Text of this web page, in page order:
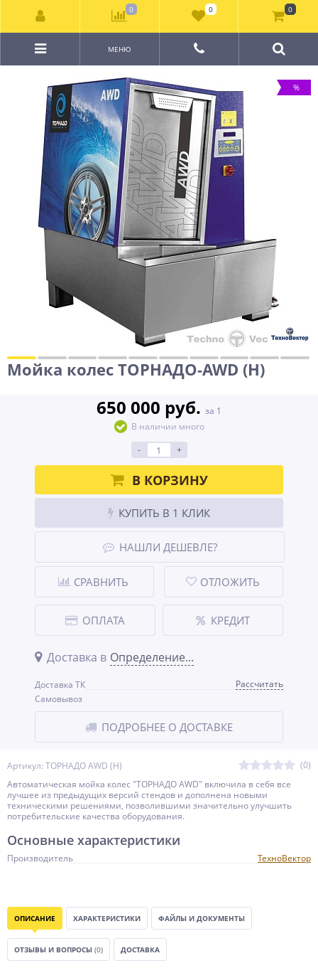
МЕНЮ
%
Мойка колес ТОРНАДО-AWD (H)
Артикул: ТОРНАДО AWD (H)
(0)
Автоматическая мойка колес "ТОРНАДО AWD" включила в себя все
лучшее из предыдущих версий стендов и дополнена новыми
техническими решениями, позволившими значительно улучшить
потребительские качества оборудования.
650 000 руб. за 1
В наличии много
-
+
В КОРЗИНУ
КУПИТЬ В 1 КЛИК
НАШЛИ ДЕШЕВЛЕ?
СРАВНИТЬ ОТЛОЖИТЬ
ОПЛАТА КРЕДИТ
Доставка в Определение...
Доставка ТК
Рассчитать
Самовывоз
ПОДРОБНЕЕ О ДОСТАВКЕ
Основные характеристики
Производитель ТехноВектор
ОПИСАНИЕ ХАРАКТЕРИСТИКИ ФАЙЛЫ И ДОКУМЕНТЫ
ОТЗЫВЫ И ВОПРОСЫ (0) ДОСТАВКА
0 0 0